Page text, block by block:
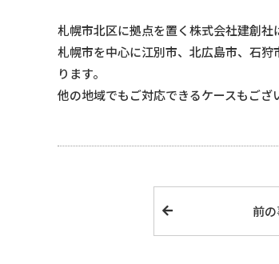
札幌市北区に拠点を置く株式会社建創社
札幌市を中心に江別市、北広島市、石
ります。
他の地域でもご対応できるケースもござ
前